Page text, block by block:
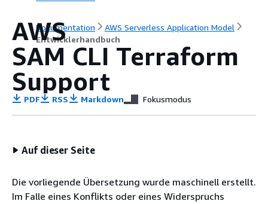
Dokumentation
AWS Serverless Application Model
Entwicklerhandbuch
AWS
SAM CLI Terraform
Support
PDF RSS Markdown Fokusmodus
Auf dieser Seite
Die vorliegende Übersetzung wurde maschinell erstellt.
Im Falle eines Konflikts oder eines Widerspruchs